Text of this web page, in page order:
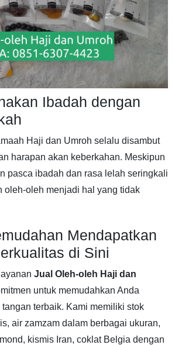
Ibadah dengan
Haji dan Umroh selalu disambut
harapan akan keberkahan. Meskipun
pasca ibadah dan rasa lelah seringkali
oleh-oleh menjadi hal yang tidak
Mendapatkan
di Sini
Jual Oleh-oleh Haji dan
untuk memudahkan Anda
terbaik. Kami memiliki stok
air zamzam dalam berbagai ukuran,
kismis Iran, coklat Belgia dengan